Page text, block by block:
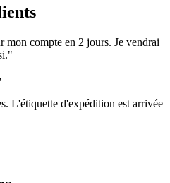
mon compte en 2 jours. Je vendrai
L'étiquette d'expédition est arrivée